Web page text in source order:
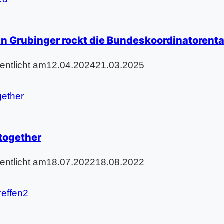
Grubinger rockt die
am12.04.202421.03.2025
am18.07.202218.08.2022